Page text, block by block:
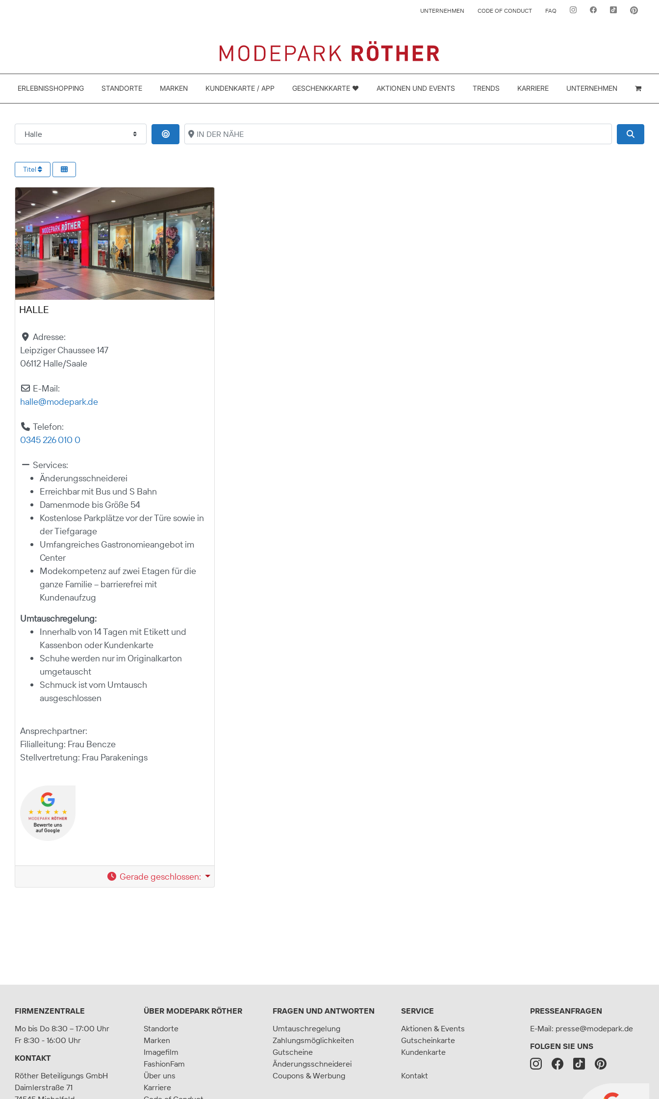
UNTERNEHMEN CODE OF CONDUCT FAQ
ERLEBNISSHOPPING STANDORTE MARKEN KUNDENKARTE / APP GESCHENKKARTE ❤️ AKTIONEN UND EVENTS TRENDS KARRIERE UNTERNEHMEN
ORT IN DER NÄHE SUCHEN
IN DER NÄHE
Titel
HALLE
Adresse:
Leipziger Chaussee 147
06112 Halle/Saale
E-Mail:
halle@modepark.de
Telefon:
0345 226 010 0
Services:
Änderungsschneiderei
Erreichbar mit Bus und S Bahn
Damenmode bis Größe 54
Kostenlose Parkplätze vor der Türe sowie in
der Tiefgarage
Umfangreiches Gastronomieangebot im
Center
Modekompetenz auf zwei Etagen für die
ganze Familie – barrierefrei mit
Kundenaufzug
Umtauschregelung:
Innerhalb von 14 Tagen mit Etikett und
Kassenbon oder Kundenkarte
Schuhe werden nur im Originalkarton
umgetauscht
Schmuck ist vom Umtausch
ausgeschlossen
Ansprechpartner:
Filialleitung: Frau Bencze
Stellvertretung: Frau Parakenings
Gerade geschlossen:
FIRMENZENTRALE
Mo bis Do 8:30 – 17:00 Uhr
Fr 8:30 - 16:00 Uhr
KONTAKT
Röther Beteiligungs GmbH
Daimlerstraße 71
ÜBER MODEPARK RÖTHER
Standorte
Marken
Imagefilm
FashionFam
Über uns
Karriere
FRAGEN UND ANTWORTEN
Umtauschregelung
Zahlungsmöglichkeiten
Gutscheine
Änderungsschneiderei
Coupons & Werbung
SERVICE
Aktionen & Events
Gutscheinkarte
Kundenkarte
Kontakt
PRESSEANFRAGEN
E-Mail: presse@modepark.de
FOLGEN SIE UNS